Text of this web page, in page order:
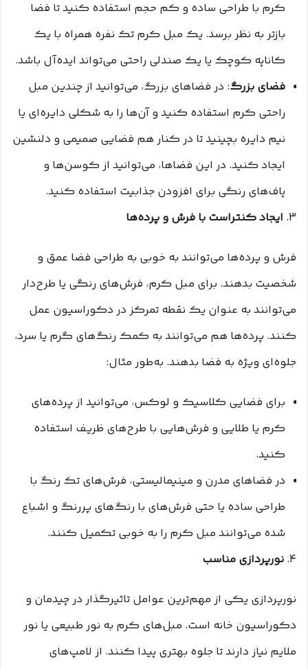
کرم با طراحی ساده و کم حجم استفاده کنید تا فضا
بازتر به نظر برسد. یک مبل کرم تک نفره همراه با یک
کاناپه کوچک یا یک صندلی راحتی می‌تواند ایده‌آل باشد.
فضای بزرگ: در فضاهای بزرگ، می‌توانید از چندین مبل
راحتی کرم استفاده کنید و آن‌ها را به شکلی دایره‌ای یا
نیم دایره بچینید تا در کنار هم فضایی صمیمی و دلنشین
ایجاد کنید. در این فضاها، می‌توانید از کوسن‌ها و
پاف‌های رنگی برای افزودن جذابیت استفاده کنید.
3. ایجاد کنتراست با فرش و پرده‌ها
فرش و پرده‌ها می‌توانند به خوبی به طراحی فضا عمق و
شخصیت بدهند. برای مبل کرم، فرش‌های رنگی یا طرح‌دار
می‌توانند به عنوان یک نقطه تمرکز در دکوراسیون عمل
کنند. پرده‌ها هم می‌توانند به کمک رنگ‌های گرم یا سرد،
جلوه‌ای ویژه به فضا بدهند. به‌طور مثال:
برای فضایی کلاسیک و لوکس، می‌توانید از پرده‌های
کرم یا طلایی و فرش‌هایی با طرح‌های ظریف استفاده
کنید.
در فضاهای مدرن و مینیمالیستی، فرش‌های تک رنگ با
طراحی ساده یا حتی فرش‌های با رنگ‌های پررنگ و اشباع
شده می‌توانند مبل کرم را به خوبی تکمیل کنند.
4. نورپردازی مناسب
نورپردازی یکی از مهم‌ترین عوامل تاثیرگذار در چیدمان و
دکوراسیون خانه است. مبل‌های کرم به نور طبیعی یا نور
ملایم نیاز دارند تا جلوه بهتری پیدا کنند. از لامپ‌های